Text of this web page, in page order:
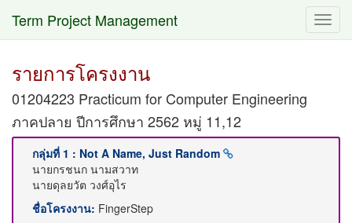
Term Project Management
รายการโครงงาน
01204223 Practicum for Computer Engineering
ภาคปลาย ปีการศึกษา 2562 หมู่ 11,12
กลุ่มที่ 1 : Not A Name, Just Random
นายกรชนก นามสวาท
นายดุลยวัต วงศ์อุไร
ชื่อโครงงาน: FingerStep